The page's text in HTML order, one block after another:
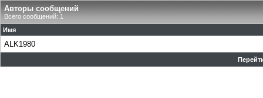
Авторы сообщений
Всего сообщений: 1
Имя
ALK1980